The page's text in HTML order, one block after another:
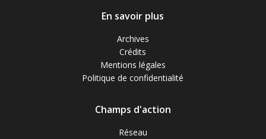
En savoir plus
Archives
Crédits
Mentions légales
Politique de confidentialité
Champs d'action
Réseau